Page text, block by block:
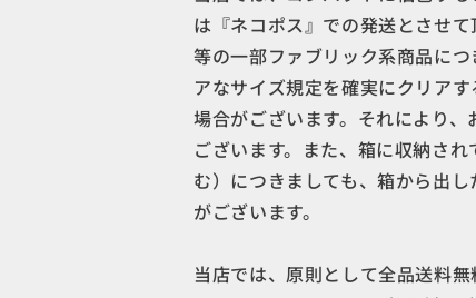
は『ネコポス』での発送とさせ
等の一部ファブリック系商品に
アなサイズ規定を確実にクリア
場合がございます。それにより
ございます。また、箱に収納さ
む）につきましても、箱から出
がございます。
当店では、原則として全品送料